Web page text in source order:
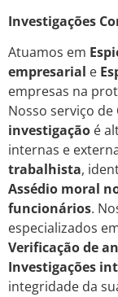
Investigações
Atuamos em
empresarial e
empresas na
Nosso serviço de
investigação é
internas e
trabalhista,
Assédio moral
funcionários.
especializados
Verificação de
Investigações
integridade da